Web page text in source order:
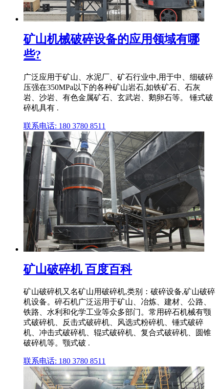
矿山机械破碎设备的应用领域有哪
些?
广泛应用于矿山、水泥厂、矿石行业中,用于中、细破碎
压强在350MPa以下的各种矿山岩石,如铁矿石、石灰
岩、沙岩、有色金属矿石、玄武岩、鹅卵石等。 锤式破
碎机具有 .
联系电话: 180 3780 8511
矿山破碎机 百度百科
矿山破碎机又名矿山用破碎机,类别：破碎设备,矿山破碎
机设备。碎石机广泛运用于矿山、冶炼、建材、公路、
铁路、水利和化学工业等众多部门。常用碎石机械有颚
式破碎机、反击式破碎机、风选式粉碎机、锤式破碎
机、冲击式破碎机、辊式破碎机、复合式破碎机、圆锥
破碎机等。颚式破 .
联系电话: 180 3780 8511